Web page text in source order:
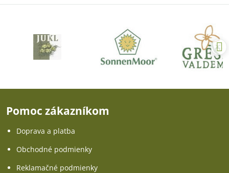
Pomoc zákazníkom
Doprava a platba
Obchodné podmienky
Reklamačné podmienky